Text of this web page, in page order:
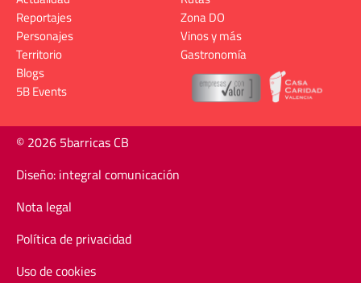
Reportajes
Personajes
Territorio
Zona DO
Vinos y más
Gastronomía
Blogs
5B Events
© 2026 5barricas CB
Diseño: integral comunicación
Nota legal
Política de privacidad
Uso de cookies